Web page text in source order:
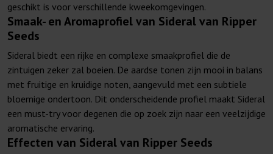
geschikt is voor verschillende kweekomgevingen.
Smaak- en Aromaprofiel van Sideral van Ripper
Seeds
Sideral biedt een rijke en complexe smaakprofiel die de
zintuigen zeker zal boeien. De aardse tonen zijn mooi in balans
met fruitige en kruidige noten, aangevuld met een subtiele
bloemige ondertoon. Dit onderscheidende profiel maakt Sideral
een must-try voor degenen die op zoek zijn naar een veelzijdige
aromatische ervaring.
Effecten van Sideral van Ripper Seeds